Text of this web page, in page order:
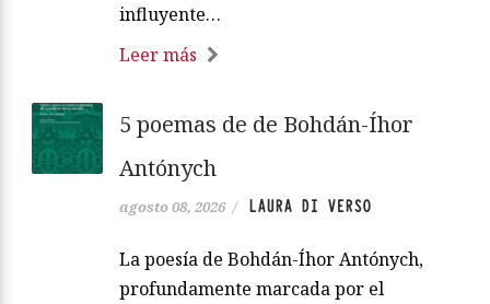
influyente…
Leer más
5 poemas de de Bohdán-Íhor
Antónych
agosto 08, 2026 / LAURA DI VERSO
La poesía de Bohdán-Íhor Antónych,
profundamente marcada por el